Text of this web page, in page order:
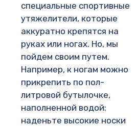
специальные спортивные
утяжелители, которые
аккуратно крепятся на
руках или ногах. Но, мы
пойдем своим путем.
Например, к ногам можно
прикрепить по пол-
литровой бутылочке,
наполненной водой:
наденьте высокие носки